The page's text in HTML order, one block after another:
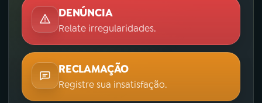
DENÚNCIA
Relate irregularidades.
RECLAMAÇÃO
Registre sua insatisfação.